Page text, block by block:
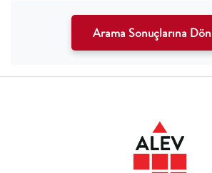
Arama Sonuçlarına Dön